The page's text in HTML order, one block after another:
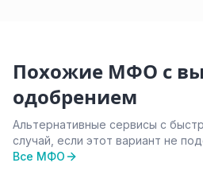
Похожие МФО с
одобрением
Альтернативные сервисы с
случай, если этот вариант не
Все МФО